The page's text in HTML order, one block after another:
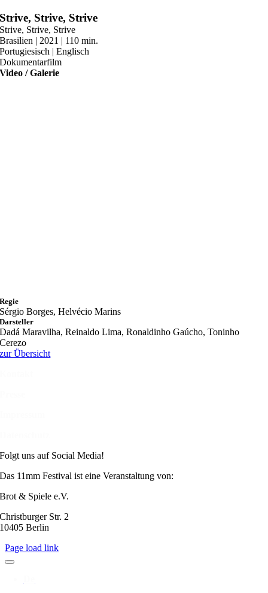
Zum
Inhalt
springen
Strive, Strive, Strive
Strive, Strive, Strive
Brasilien | 2021 | 110 min.
Portugiesisch | Englisch
Dokumentarfilm
Video / Galerie
Regie
Sérgio Borges, Helvécio Marins
Darsteller
Dadá Maravilha, Reinaldo Lima, Ronaldinho Gaúcho, Toninho
Cerezo
zur Übersicht
Folgt uns auf Social Media!
Das 11mm Festival ist eine Veranstaltung von:
Brot & Spiele e.V.
Christburger Str. 2
10405 Berlin
Page load link